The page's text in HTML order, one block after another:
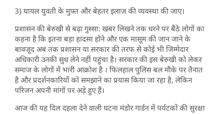
3) घायल युवती के मुफ्त और बेहतर इलाज की व्यवस्था की जाए।
प्रशासन की बेरुखी से बढ़ा गुस्सा: खबर लिखने तक धरने पर बैठे लोगों का
कहना है कि इतना बड़ा हादसा होने और एक मासूम की जान जाने के
बावजूद अब तक प्रशासन या सरकार की तरफ से कोई भी जिम्मेदार
अधिकारी उनकी सुध लेने नहीं पहुंचा है। सरकार की इस बेरुखी को लेकर
समाज के लोगों में भारी आक्रोश है । फिलहाल पुलिस बल मौके पर तैनात
है और प्रदर्शनकारियों को समझाने का प्रयास किया जा रहा है, लेकिन
परिजन अपनी मांगों पर अड़े हुए हैं।
आज की यह दिल दहला देने वाली घटना मंडोर गार्डन में पर्यटकों की सुरक्षा